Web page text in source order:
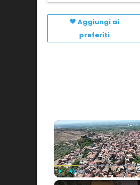
Aggiungi ai
preferiti
Play